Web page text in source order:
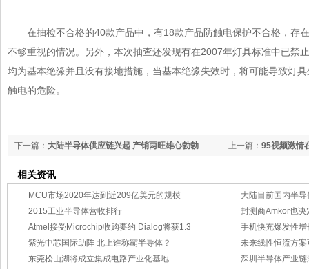
在抽检不合格的40款产品中，有18款产品防触电保护不合格，
不够重视的情况。另外，本次抽查还发现有在2007年灯具标准中已禁
均为基本绝缘并且没有接地措施，当基本绝缘失效时，将可能导致灯具
触电的危险。
上一篇： 95视频激情
下一篇： 大陆半导体供应链兴起 产销两旺雄心勃勃
相关资讯
MCU市场2020年达到近209亿美元的规模
大陆目前国内半
2015工业半导体营收排行
封测商Amkor也决
Atmel接受Microchip收购要约 Dialog将获1.3
手机快充爆发性
紫光中芯国际助阵 北上谁称霸半导体？
未来线性恒流方
东莞松山湖将成立集成电路产业化基地
深圳半导体产业